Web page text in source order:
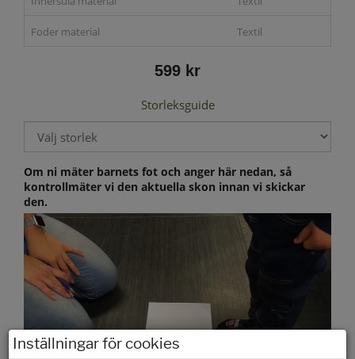
Foder material Textil
599 kr
Storleksguide
Om ni mäter barnets fot och anger här nedan, så
kontrollmäter vi den aktuella skon innan vi skickar
den.
Inställningar för cookies